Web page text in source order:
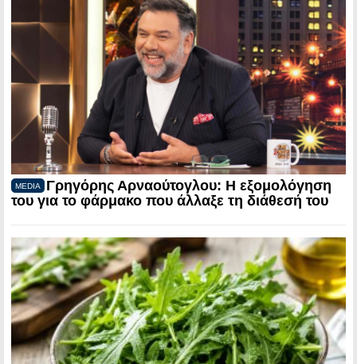
MEDIA
Γρηγόρης Αρναούτογλου: Η εξομολόγηση
του για το φάρμακο που άλλαξε τη διάθεσή του